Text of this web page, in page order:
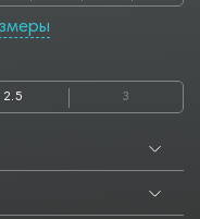
1350
2850 3000 3050
5000 5050 5500
2.5 3